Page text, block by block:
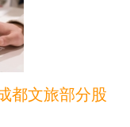
都文旅部分股